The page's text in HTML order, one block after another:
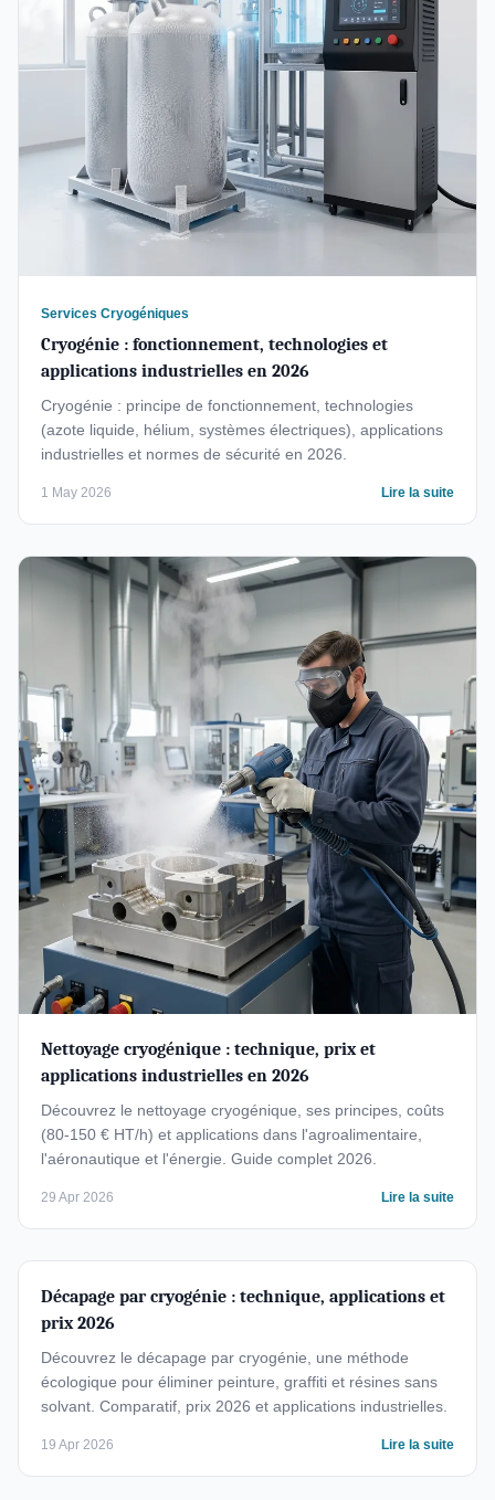
Services Cryogéniques
Cryogénie : fonctionnement, technologies et
applications industrielles en 2026
Cryogénie : principe de fonctionnement, technologies
(azote liquide, hélium, systèmes électriques), applications
industrielles et normes de sécurité en 2026.
1 May 2026 Lire la suite
Nettoyage cryogénique : technique, prix et
applications industrielles en 2026
Découvrez le nettoyage cryogénique, ses principes, coûts
(80-150 € HT/h) et applications dans l'agroalimentaire,
l'aéronautique et l'énergie. Guide complet 2026.
29 Apr 2026 Lire la suite
Décapage par cryogénie : technique, applications et
prix 2026
Découvrez le décapage par cryogénie, une méthode
écologique pour éliminer peinture, graffiti et résines sans
solvant. Comparatif, prix 2026 et applications industrielles.
19 Apr 2026 Lire la suite